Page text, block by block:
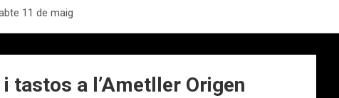
11 de maig
tastos a l’Ametller Origen